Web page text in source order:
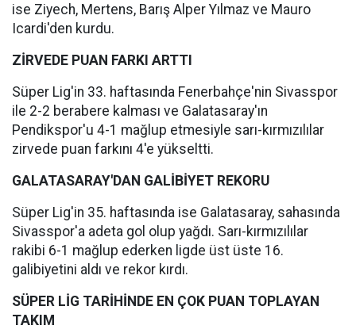
ise Ziyech, Mertens, Barış Alper Yılmaz ve Mauro
Icardi'den kurdu.
ZİRVEDE PUAN FARKI ARTTI
Süper Lig'in 33. haftasında Fenerbahçe'nin Sivasspor
ile 2-2 berabere kalması ve Galatasaray'ın
Pendikspor'u 4-1 mağlup etmesiyle sarı-kırmızılılar
zirvede puan farkını 4'e yükseltti.
GALATASARAY'DAN GALİBİYET REKORU
Süper Lig'in 35. haftasında ise Galatasaray, sahasında
Sivasspor'a adeta gol olup yağdı. Sarı-kırmızılılar
rakibi 6-1 mağlup ederken ligde üst üste 16.
galibiyetini aldı ve rekor kırdı.
SÜPER LİG TARİHİNDE EN ÇOK PUAN TOPLAYAN
TAKIM